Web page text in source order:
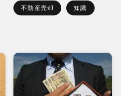
不動産売却 知識